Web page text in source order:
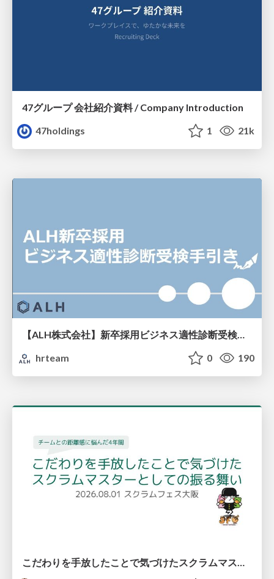
47グループ 会社紹介資料 / Company Introduction
47holdings
1 21k
【ALH株式会社】新卒採用ビジネス適性診断受検手引き
hrteam
0 190